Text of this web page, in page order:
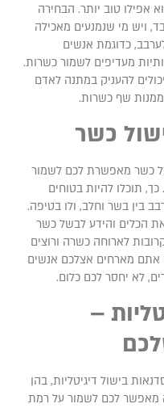
טוב יותר. הבחירה
מי שנמנעים מאכילה
כדוגמת אנשים
מעדיפים לשמור כשרות.
להעניק במתנה לאדם
שף כשרות.
כשר
מאפשרת לכם לשמור
להיות בטוחים
בשר וחלב, ולו בטיפה.
והידע לבשל כשר
לארוחה כשרה ורוצים
מארחים אצלכם אנשים
יחסר לכם כלום.
–
בישול דיגיטליות, בהן
לכם לשמור על רמת